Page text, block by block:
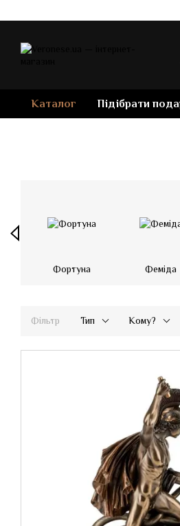
Каталог Підібрати
Фортуна Феміда
Фільтр Тип Кому?